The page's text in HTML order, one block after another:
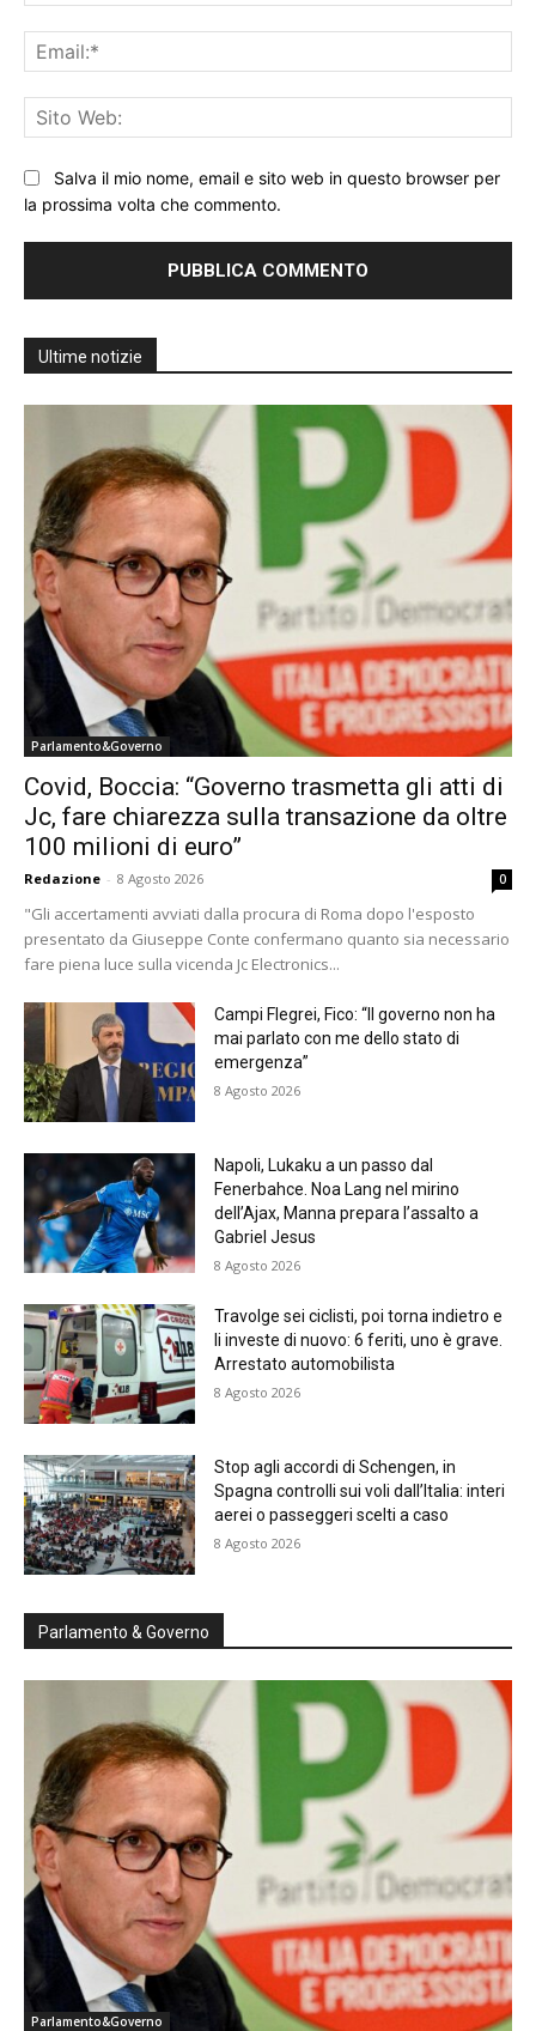
Salva il mio nome, email e sito web in questo browser per
la prossima volta che commento.
Ultime notizie
Parlamento&Governo
Covid, Boccia: “Governo trasmetta gli atti di
Jc, fare chiarezza sulla transazione da oltre
100 milioni di euro”
Redazione - 8 Agosto 2026 0
"Gli accertamenti avviati dalla procura di Roma dopo l'esposto
presentato da Giuseppe Conte confermano quanto sia necessario
fare piena luce sulla vicenda Jc Electronics...
Campi Flegrei, Fico: “Il governo non ha
mai parlato con me dello stato di
emergenza”
8 Agosto 2026
Napoli, Lukaku a un passo dal
Fenerbahce. Noa Lang nel mirino
dell’Ajax, Manna prepara l’assalto a
Gabriel Jesus
8 Agosto 2026
Travolge sei ciclisti, poi torna indietro e
li investe di nuovo: 6 feriti, uno è grave.
Arrestato automobilista
8 Agosto 2026
Stop agli accordi di Schengen, in
Spagna controlli sui voli dall’Italia: interi
aerei o passeggeri scelti a caso
8 Agosto 2026
Parlamento & Governo
Parlamento&Governo